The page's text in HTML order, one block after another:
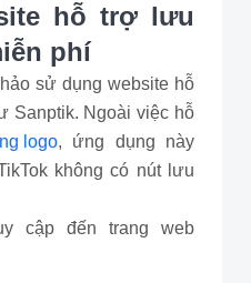
hỗ trợ lưu
phí
sử dụng website hỗ
Sanptik. Ngoài việc hỗ
logo, ứng dụng này
không có nút lưu
cập đến trang web